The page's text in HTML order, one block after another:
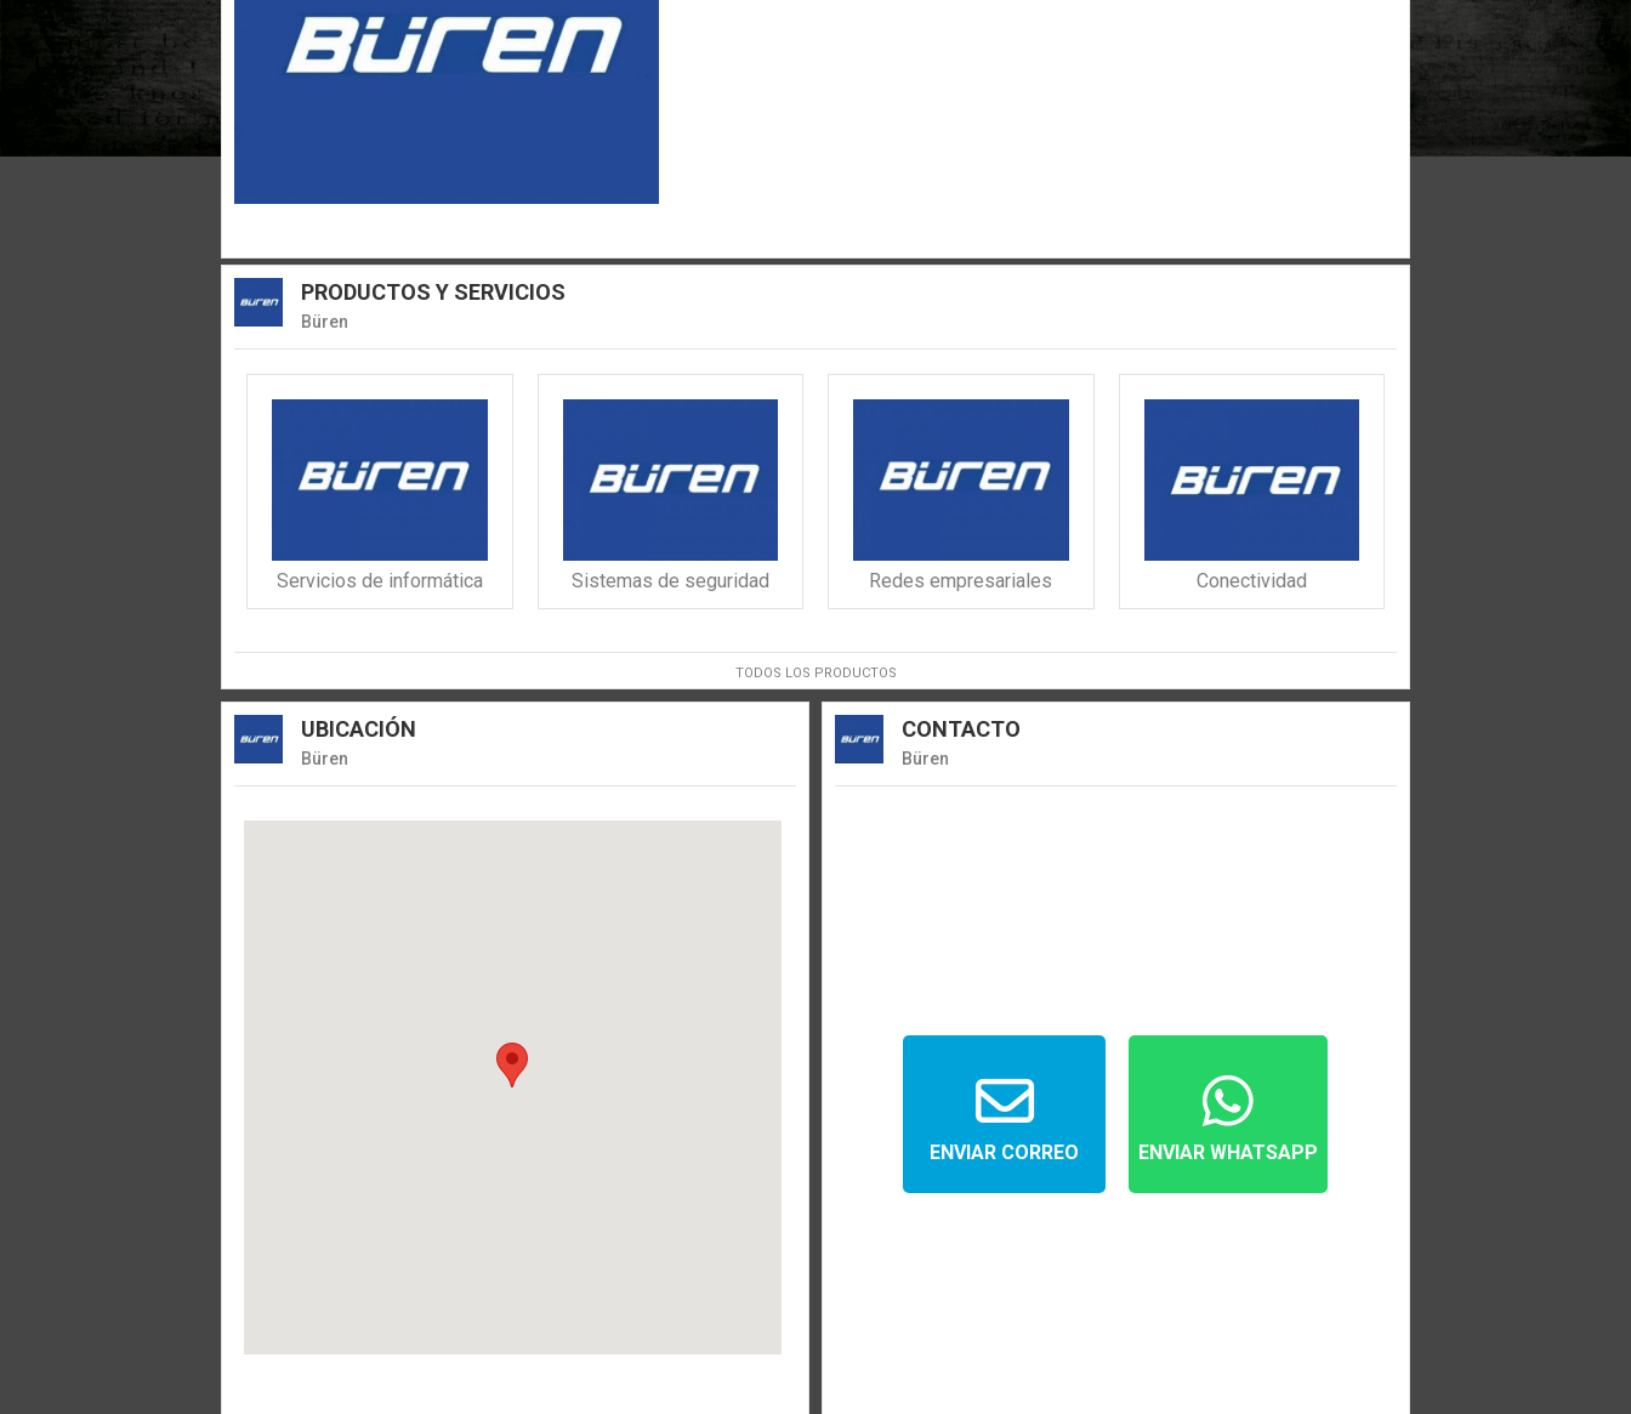
PRODUCTOS Y SERVICIOS
Büren
Servicios de informática Sistemas de seguridad Redes empresariales Conectividad
TODOS LOS PRODUCTOS
UBICACIÓN
Büren
CONTACTO
Büren